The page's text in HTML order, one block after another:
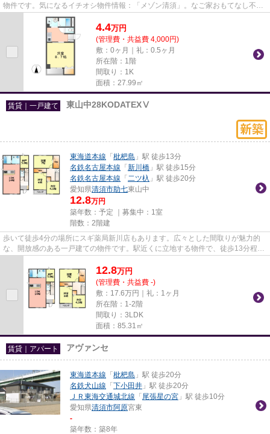
物件です。気になるイチオシ物件情報：「メゾン清須」。なご家おもてなし不動
産には清須市エリアの賃貸物件...
4.4万円
(管理費・共益費 4,000円)
敷：0ヶ月｜礼：0.5ヶ月
所在階：1階
間取り：1K
面積：27.99㎡
賃貸｜一戸建て 東山中28KODATEXⅤ
東海道本線 「 枇杷島 」駅 徒歩13分
名鉄名古屋本線 「 新川橋 」駅 徒歩15分
名鉄名古屋本線 「 二ツ杁 」駅 徒歩20分
愛知県清須市助七東山中
12.8万円
築年数：予定 ｜募集中： 1室
階数：2階建
歩いて徒歩4分の場所にスギ薬局新川店もあります。広々とした間取りが魅力的
な、開放感のある一戸建ての物件です。駅近くに立地する物件で、徒歩13分程で
12.8万円
(管理費・共益費 -)
敷：17.6万円｜礼：1ヶ月
所在階：1-2階
間取り：3LDK
面積：85.31㎡
賃貸｜アパート アヴァンセ
東海道本線 「 枇杷島 」駅 徒歩20分
名鉄犬山線 「 下小田井 」駅 徒歩20分
ＪＲ東海交通城北線 「 尾張星の宮 」駅 徒歩10分
愛知県清須市阿原宮東
-
築年数：築8年